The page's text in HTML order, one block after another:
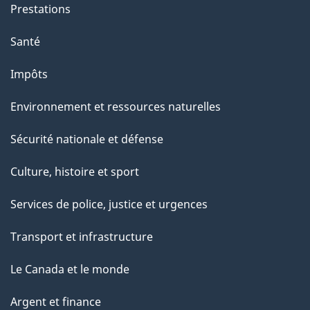
Prestations
Santé
Impôts
Environnement et ressources naturelles
Sécurité nationale et défense
Culture, histoire et sport
Services de police, justice et urgences
Transport et infrastructure
Le Canada et le monde
Argent et finance